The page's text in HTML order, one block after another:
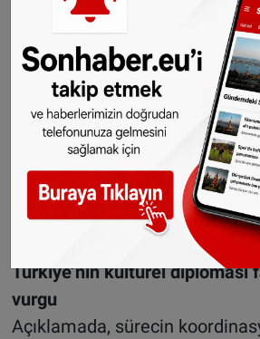
üyelerinin katıldığı törende
Başkan Yardımcısı Murat
teslim alındı.
Kazancı törende yaptığı
barışın ancak adalet temelinde
sağlanabileceğini belirterek,
insan odaklı çalışmalarına
bir takdir niteliği taşıdığını
Türkiye’nin kültürel diplomasi
vurgu
Açıklamada, sürecin